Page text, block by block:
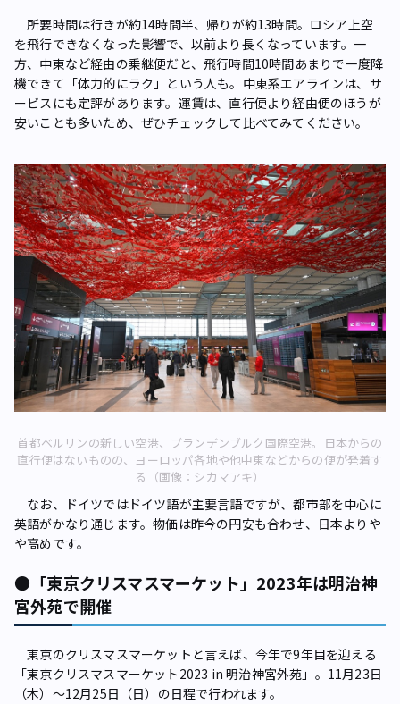
所要時間は行きが約14時間半、帰りが約13時間。ロシア上空
を飛行できなくなった影響で、以前より長くなっています。一
方、中東など経由の乗継便だと、飛行時間10時間あまりで一度降
機できて「体力的にラク」という人も。中東系エアラインは、サ
ービスにも定評があります。運賃は、直行便より経由便のほうが
安いことも多いため、ぜひチェックして比べてみてください。
首都ベルリンの新しい空港、ブランデンブルク国際空港。日本からの
直行便はないものの、ヨーロッパ各地や他中東などからの便が発着す
る（画像：シカマアキ）
なお、ドイツではドイツ語が主要言語ですが、都市部を中心に
英語がかなり通じます。物価は昨今の円安も合わせ、日本よりや
や高めです。
●「東京クリスマスマーケット」2023年は明治神
宮外苑で開催
東京のクリスマスマーケットと言えば、今年で9年目を迎える
「東京クリスマスマーケット2023 in 明治神宮外苑」。11月23日
（木）～12月25日（日）の日程で行われます。